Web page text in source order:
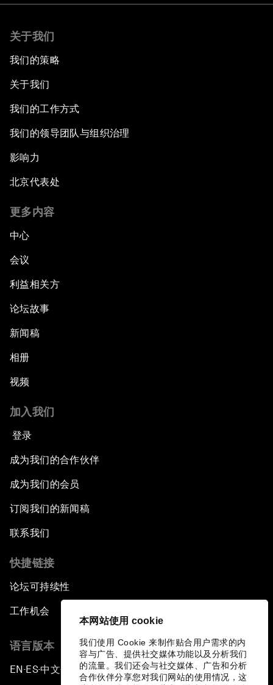
本网站使用 cookie
我们使用 Cookie 来制作贴合用户需求的内
容与广告、提供社交媒体功能以及分析我们
的流量。我们还会与社交媒体、广告和分析
合作伙伴分享您对我们网站的使用情况，这
关于我们
我们的策略
关于我们
我们的工作方式
我们的领导团队与组织治理
影响力
北京代表处
更多内容
中心
会议
利益相关方
论坛故事
新闻稿
相册
视频
加入我们
登录
成为我们的合作伙伴
成为我们的会员
订阅我们的新闻稿
联系我们
快捷链接
论坛可持续性
工作机会
语言版本
EN ▪ ES▪中文▪ 日本語